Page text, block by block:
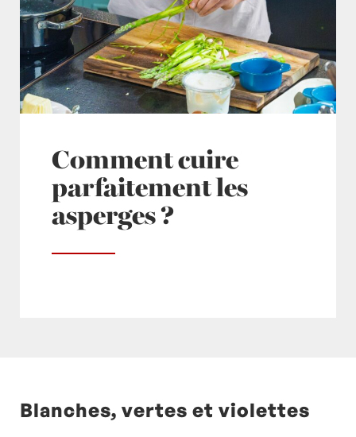
Comment cuire
parfaitement les
asperges ?
Posté à 10:00h in- Actualités - ,Asperge,
Blanches, vertes et violettes